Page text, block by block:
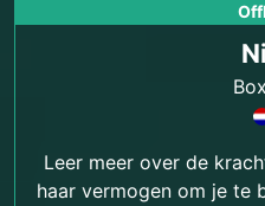
Leer meer over de
haar vermogen om je te